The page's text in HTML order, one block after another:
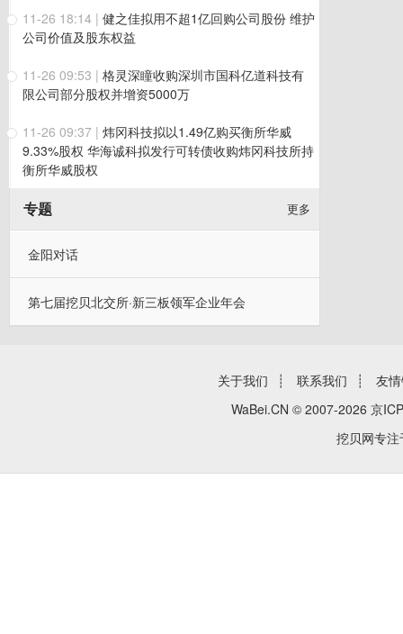
11-26 18:14 | 健之佳拟用不超1亿回购公司股份 维护
公司价值及股东权益
11-26 09:53 | 格灵深瞳收购深圳市国科亿道科技有
限公司部分股权并增资5000万
11-26 09:37 | 炜冈科技拟以1.49亿购买衡所华威
9.33%股权 华海诚科拟发行可转债收购炜冈科技所持
衡所华威股权
专题 更多
金阳对话
第七届挖贝北交所·新三板领军企业年会
关于我们 ┊ 联系我们 ┊
友
WaBei.CN © 2007-2026 京
挖贝网专